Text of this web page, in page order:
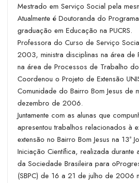
Mestrado em Serviço Social pela
Atualmente é Doutoranda do
graduação em Educação na PUCRS.
Professora do Curso de Serviço
2003, ministra disciplinas na área de
na área de Processos de Trabalho
Coordenou o Projeto de Extensão
Comunidade do Bairro Bom Jesus
dezembro de 2006.
Juntamente com as alunas que
apresentou trabalhos relacionados à
extensão no Bairro Bom Jesus na 13ª
Iniciação Científica, realizada durante
da Sociedade Brasileira para
(SBPC) de 16 a 21 de julho de 2006